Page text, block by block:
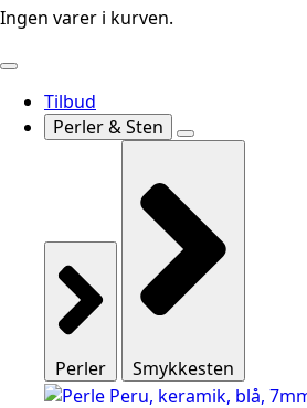
Ingen varer i kurven.
Tilbud
Perler & Sten
Perler Smykkesten